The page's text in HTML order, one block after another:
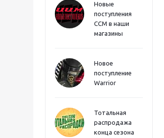
Новые
поступления
CCM в наши
магазины
Новое
поступление
Warrior
Тотальная
распродажа
конца сезона